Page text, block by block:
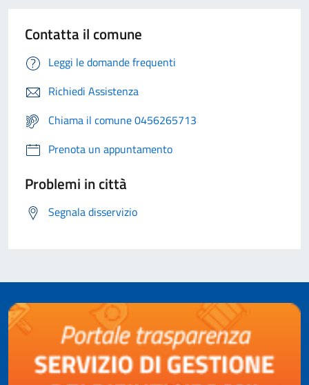
Contatta il comune
Leggi le domande frequenti
Richiedi Assistenza
Chiama il comune 0456265713
Prenota un appuntamento
Problemi in città
Segnala disservizio